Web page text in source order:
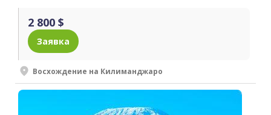
2 800 $
Заявка
Восхождение на Килиманджаро